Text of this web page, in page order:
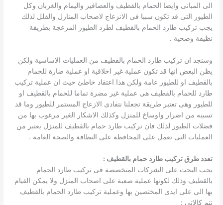
الى المبانى وايضا الحمام بالقطيف والعصافير واليمام والغربان وكل
الطيور التى قد تكون سببا فى الانزعاج لاصحاب المنازل والفلل لذلك
يجب تركيب طارد الحمام بالقطيف لطرد الطيور المزعجة بطريقة
نظيفة وصحية .
وسنجد ان تركيب طارد الحمام بالقطيف من العمليات الاساسية ولكن
يظن البعض انها قد تكون عملية غير اخلاقية او عملية ضارة للحمام
بالقطيف او للطيور عامة ولكن هذا اعتقاد خاطئ حيث ان عملية تركيب
طارد للحمام بالقطيف هى عملية غير مضرة تماما للحمام بالقطيف او
للطيور وهى تعتبر طريقة تجعلنا نتفادى الازعاج المستمر للطيور وما قد
تسببه من اضرار واوساخ للمنزل وكذلك الاشكار الغير مرغوب بها من
فضلات الطيور لذلك فان تركيب طارد حمام بالقطيف للمنزل يعتبر من
العمليات التى تعمل على المحافظة على النظافة والصحة العامة .
تعدد طرق تركيب طارد حمام بالقطيف :
يجب البحث على الشركات المتخصصة فى تركيب طارد الحمام
بالقطيف وذلك لكونها عملية صعبة على اصحاب المنزل ولا يمكن القيام
بها الى على ايدى المختصين بها وعملية تركيب طارد الحمام بالقطيف
تتم كالاتى :